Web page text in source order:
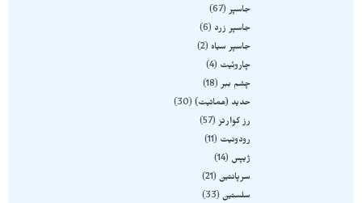
جاسپر
67
جاسپر زرد
6
جاسپر سیاه
2
چاروئیت
4
چشم ببر
18
حدید (هماتیت) 30
رز کوارتز
57
رودونیت
11
ژیپس
14
سرپانتین 21
سلستین 33